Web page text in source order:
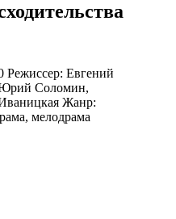
Режиссер: Евгений
Соломин,
Жанр:
мелодрама